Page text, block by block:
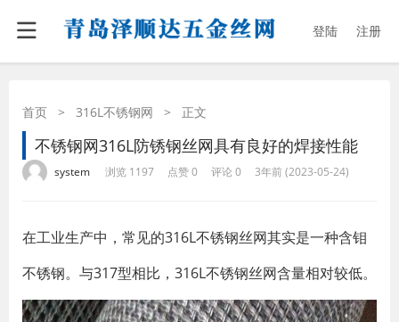
登陆 注册
首页 > 316L不锈钢网 > 正文
不锈钢网316L防锈钢丝网具有良好的焊接性能
system 浏览 1197 点赞 0 评论 0 3年前 (2023-05-24)
在工业生产中，常见的316L不锈钢丝网其实是一种含钼
不锈钢。与317型相比，316L不锈钢丝网含量相对较低。